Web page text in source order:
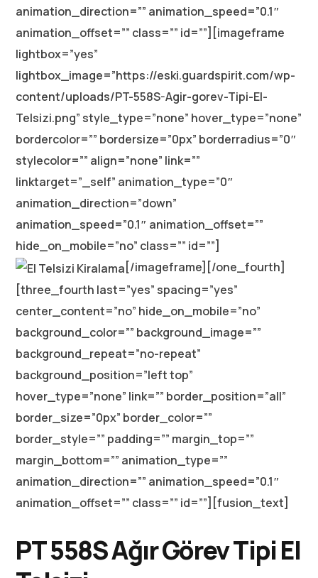
animation_direction=”” animation_speed=”0.1″
animation_offset=”” class=”” id=””][imageframe
lightbox=”yes”
lightbox_image=”https://eski.guardspirit.com/wp-
content/uploads/PT-558S-Agir-gorev-Tipi-El-
Telsizi.png” style_type=”none” hover_type=”none”
bordercolor=”” bordersize=”0px” borderradius=”0″
stylecolor=”” align=”none” link=””
linktarget=”_self” animation_type=”0″
animation_direction=”down”
animation_speed=”0.1″ animation_offset=””
hide_on_mobile=”no” class=”” id=””]
[/imageframe][/one_fourth]
[three_fourth last=”yes” spacing=”yes”
center_content=”no” hide_on_mobile=”no”
background_color=”” background_image=””
background_repeat=”no-repeat”
background_position=”left top”
hover_type=”none” link=”” border_position=”all”
border_size=”0px” border_color=””
border_style=”” padding=”” margin_top=””
margin_bottom=”” animation_type=””
animation_direction=”” animation_speed=”0.1″
animation_offset=”” class=”” id=””][fusion_text]
PT 558S Ağır Görev Tipi El